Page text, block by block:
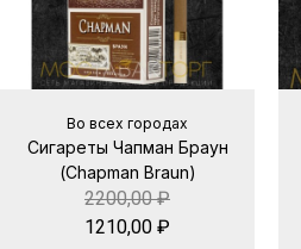
Во всех городах
Сигареты Чапман Браун
(Chapman Braun)
2200,00₽
1210,00 ₽